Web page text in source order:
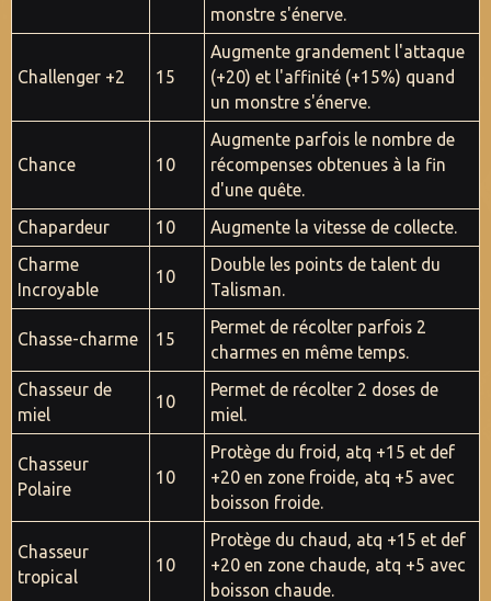
monstre s'énerve.
Challenger +2 15
Augmente grandement l'attaque
(+20) et l'affinité (+15%) quand
un monstre s'énerve.
Chance 10
Augmente parfois le nombre de
récompenses obtenues à la fin
d'une quête.
Chapardeur
10
Augmente la vitesse de collecte.
Charme
Incroyable
10
Double les points de talent du
Talisman.
Chasse-charme 15
Permet de récolter parfois 2
charmes en même temps.
Chasseur de
miel
10
Permet de récolter 2 doses de
miel.
Chasseur
Polaire
10
Protège du froid, atq +15 et def
+20 en zone froide, atq +5 avec
boisson froide.
Chasseur
tropical
10
Protège du chaud, atq +15 et def
+20 en zone chaude, atq +5 avec
boisson chaude.